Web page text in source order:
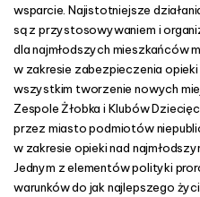
wsparcie. Najistotniejsze
są z przystosowywaniem i
dla najmłodszych mieszkańców
w zakresie zabezpieczenia
wszystkim tworzenie nowych
Zespole Żłobka i Klubów
przez miasto podmiotów
w zakresie opieki nad
Jednym z elementów polityki
warunków do jak najlepszego